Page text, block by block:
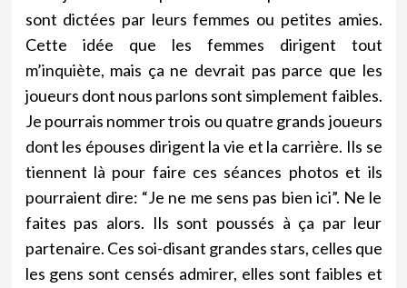
sont dictées par leurs femmes ou petites amies.
Cette idée que les femmes dirigent tout
m’inquiète, mais ça ne devrait pas parce que les
joueurs dont nous parlons sont simplement faibles.
Je pourrais nommer trois ou quatre grands joueurs
dont les épouses dirigent la vie et la carrière. Ils se
tiennent là pour faire ces séances photos et ils
pourraient dire: “Je ne me sens pas bien ici”. Ne le
faites pas alors. Ils sont poussés à ça par leur
partenaire. Ces soi-disant grandes stars, celles que
les gens sont censés admirer, elles sont faibles et